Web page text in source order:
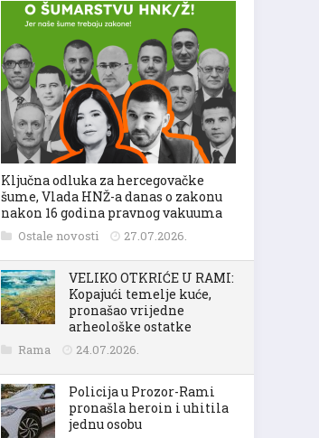
Ključna odluka za hercegovačke
šume, Vlada HNŽ-a danas o zakonu
nakon 16 godina pravnog vakuuma
Ostale novosti 27.07.2026.
VELIKO OTKRIĆE U RAMI:
Kopajući temelje kuće,
pronašao vrijedne
arheološke ostatke
Rama 24.07.2026.
Policija u Prozor-Rami
pronašla heroin i uhitila
jednu osobu